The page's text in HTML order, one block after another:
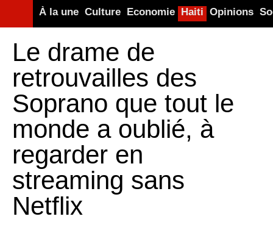
À la une Culture Economie Haiti Opinions
Le drame de
retrouvailles des
Soprano que tout le
monde a oublié, à
regarder en
streaming sans
Netflix